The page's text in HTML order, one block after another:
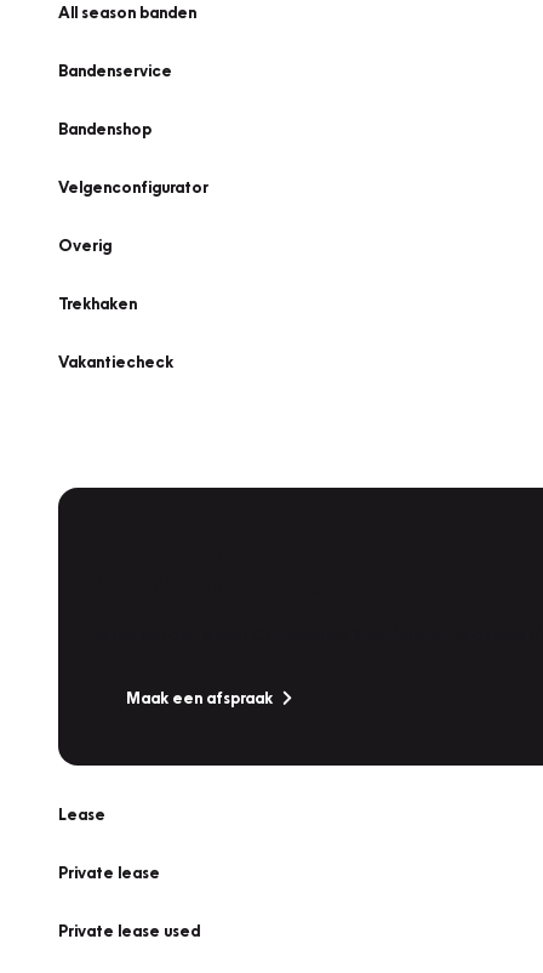
All season banden
Bandenservice
Bandenshop
Velgenconfigurator
Overig
Trekhaken
Vakantiecheck
Maak een afspraak
Lease
Private lease
Private lease used